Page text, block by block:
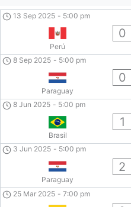
13 Sep 2025 - 5:00 pm
Perú
0
8 Sep 2025 - 5:00 pm
Paraguay
0
8 Jun 2025 - 5:00 pm
Brasil
1
3 Jun 2025 - 5:00 pm
Paraguay
2
25 Mar 2025 - 7:00 pm